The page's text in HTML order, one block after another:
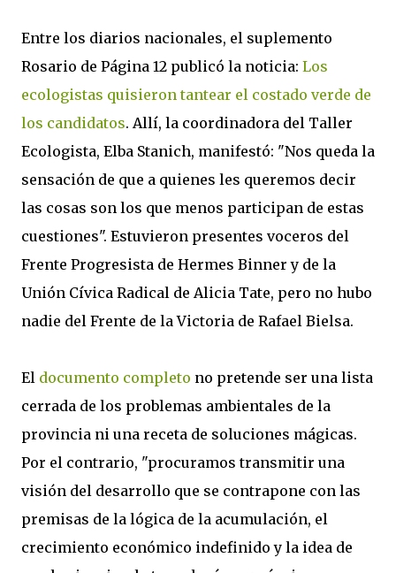
Entre los diarios nacionales, el suplemento
Rosario de Página 12 publicó la noticia: Los
ecologistas quisieron tantear el costado verde de
los candidatos. Allí, la coordinadora del Taller
Ecologista, Elba Stanich, manifestó: "Nos queda la
sensación de que a quienes les queremos decir
las cosas son los que menos participan de estas
cuestiones". Estuvieron presentes voceros del
Frente Progresista de Hermes Binner y de la
Unión Cívica Radical de Alicia Tate, pero no hubo
nadie del Frente de la Victoria de Rafael Bielsa.
El documento completo no pretende ser una lista
cerrada de los problemas ambientales de la
provincia ni una receta de soluciones mágicas.
Por el contrario, "procuramos transmitir una
visión del desarrollo que se contrapone con las
premisas de la lógica de la acumulación, el
crecimiento económico indefinido y la idea de